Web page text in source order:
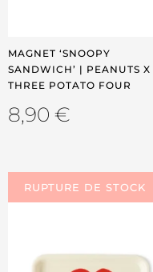
MAGNET ‘SNOOPY
SANDWICH’ | PEANUTS X
THREE POTATO FOUR
8,90 €